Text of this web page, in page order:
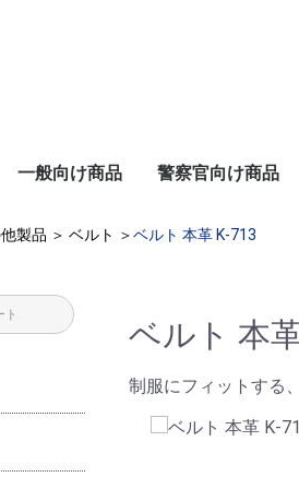
一般向け商品 警察官向け商品
製品 ＞ ベルト ＞ベルト 本革 K-713
ベルト 本
制服にフィットする